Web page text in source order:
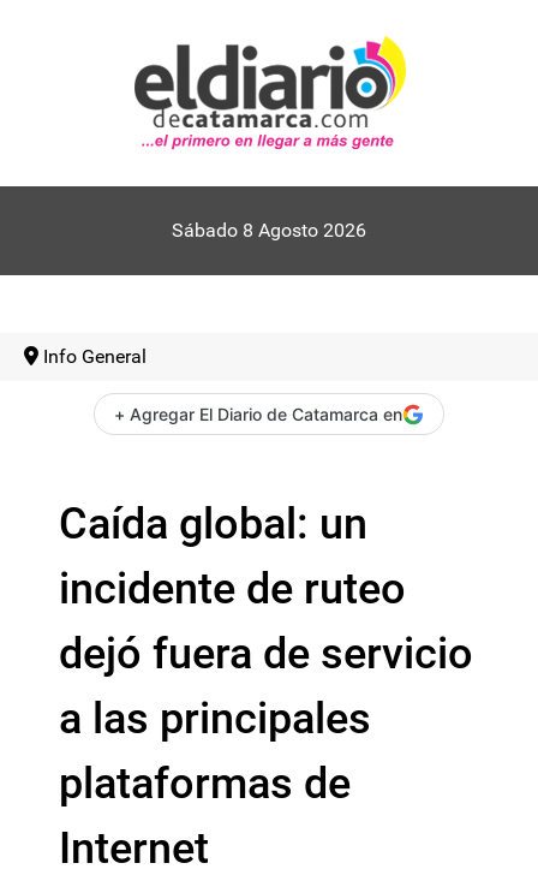
Sábado 8 Agosto 2026
Info General
+ Agregar El Diario de Catamarca en
Caída global: un
incidente de ruteo
dejó fuera de servicio
a las principales
plataformas de
Internet